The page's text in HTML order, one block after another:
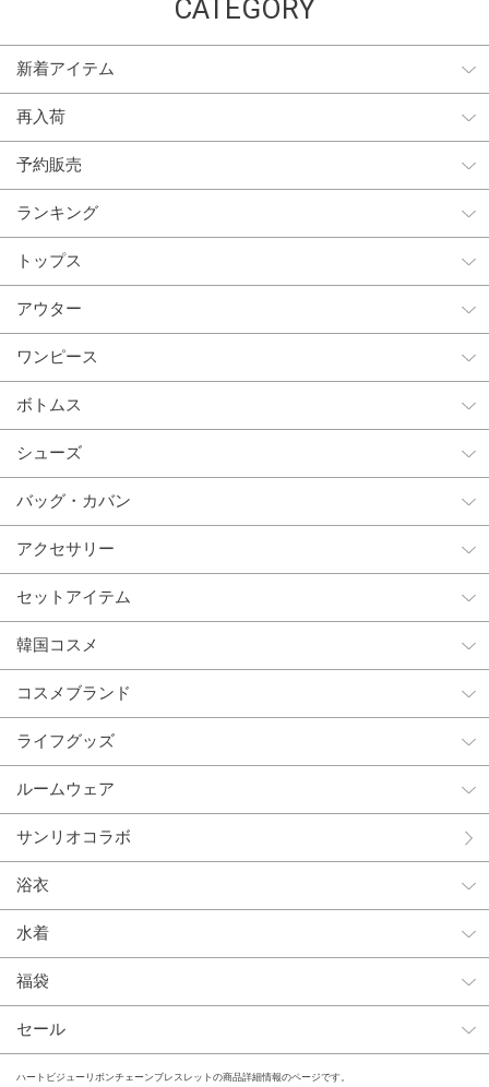
CATEGORY
新着アイテム
再入荷
予約販売
ランキング
トップス
アウター
ワンピース
ボトムス
シューズ
バッグ・カバン
アクセサリー
セットアイテム
韓国コスメ
コスメブランド
ライフグッズ
ルームウェア
サンリオコラボ
浴衣
水着
福袋
セール
ハートビジューリボンチェーンブレスレットの商品詳細情報のページです。